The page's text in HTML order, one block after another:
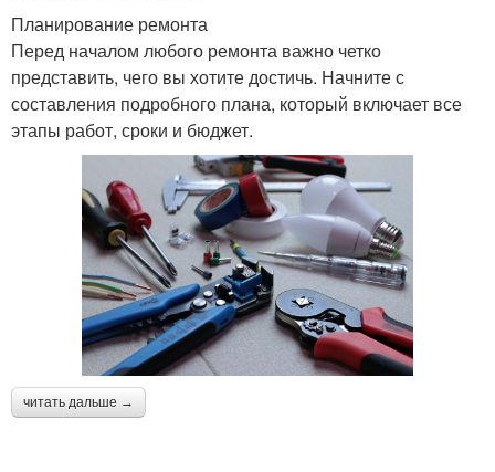
Планирование ремонта
Перед началом любого ремонта важно четко
представить, чего вы хотите достичь. Начните с
составления подробного плана, который включает все
этапы работ, сроки и бюджет.
читать дальше →